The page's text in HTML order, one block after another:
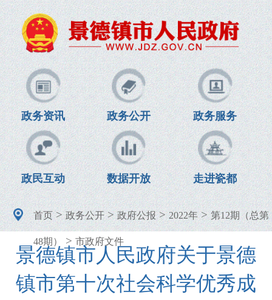
政务资讯 政务公开 政务服务
政民互动 数据开放 走进瓷都
首页>政务公开>政府公报>2022年>第12期（总第
48期） > 市政府文件
景德镇市人民政府关于景德
镇市第十次社会科学优秀成